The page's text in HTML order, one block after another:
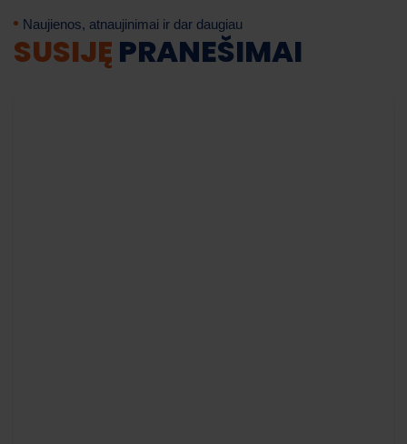
Naujienos, atnaujinimai ir dar daugiau
SUSIJĘ PRANEŠIMAI